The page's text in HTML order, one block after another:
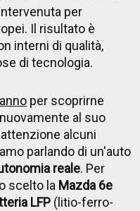
per
Il risultato è
interni di qualità,
di tecnologia.
per scoprirne
al suo
alcuni
parlando di un'auto
reale. Per
scelto la Mazda 6e
LFP (litio-ferro-